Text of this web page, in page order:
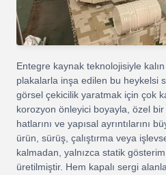
Entegre kaynak teknolojisiyle
plakalarla inşa edilen bu heykelsi
görsel çekicilik yaratmak için çok
korozyon önleyici boyayla, özel
hatlarını ve yapısal ayrıntılarını
ürün, sürüş, çalıştırma veya
kalmadan, yalnızca statik
üretilmiştir. Hem kapalı sergi